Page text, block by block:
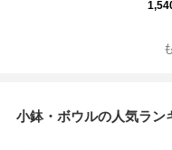
小鉢・ボウルの人気ラン